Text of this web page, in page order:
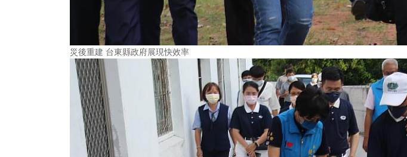
災後重建 台東縣政府展現快效率